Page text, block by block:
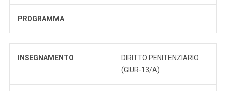
PROGRAMMA
INSEGNAMENTO
DIRITTO PENITENZIARIO
(GIUR-13/A)